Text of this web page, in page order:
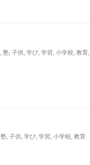
, 塾, 子供, 学び, 学習, 小学校, 教育,
塾, 子供, 学び, 学習, 小学校, 教育